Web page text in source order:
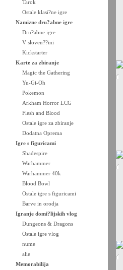
Tarok
Ostale klasi?ne igre
Namizne dru?abne igre
Dru?abne igre
V sloven??ini
Kickstarter
Karte za zbiranje
Magic the Gathering
Yu-Gi-Oh
Pokemon
Arkham Horror LCG
Flesh and Blood
Ostale igre za zbiranje
Dodatna Oprema
Igre s figuricami
Shadespire
Warhammer
Warhammer 40k
Blood Bowl
Ostale igre s figuricami
Barve in orodja
Igranje domi?lijskih vlog
Dungeons & Dragons
Ostale igre vlog
nume
alie
Memorabilija